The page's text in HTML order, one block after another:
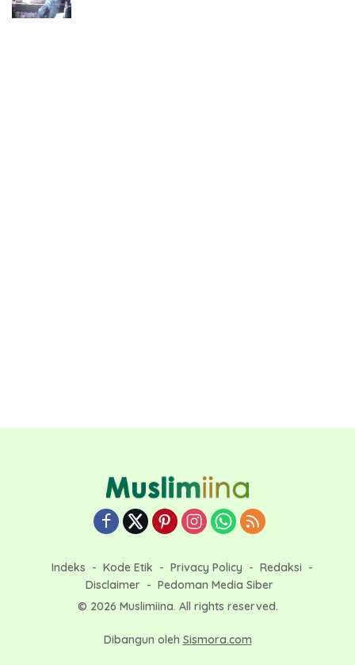
Indeks Kode Etik Privacy Policy
Redaksi
Disclaimer
Pedoman Media Siber
© 2026 Muslimiina. All rights reserved.
Dibangun oleh Sismora.com